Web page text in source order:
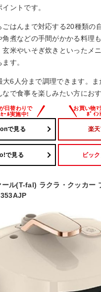
ド
ントです。
ごはんまで対応する20種類の
角煮などの手間がかかる料理
玄米やいそぎ炊きといったメ
す。
6人分まで調理できます。ま
で食事を楽しみたい方にお
で見る 楽
で見る ビッ
ル(T-fal) ラクラ・クッカー